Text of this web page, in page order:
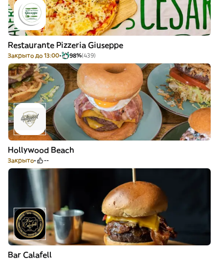
Restaurante Pizzeria Giuseppe
Закрыто до 13:00 98%(439)
Hollywood Beach
Закрыто --
Bar Calafell